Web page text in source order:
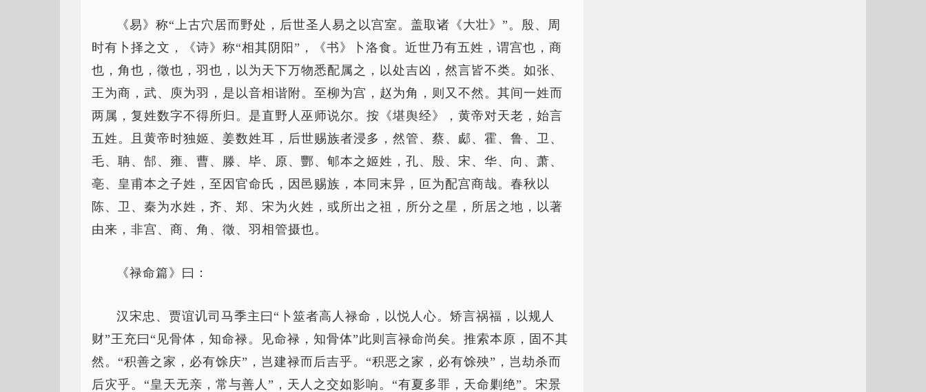
《易》称“上古穴居而野处，后世圣人易之以宫室。盖取诸《大壮》”。殷、周
时有卜择之文，《诗》称“相其阴阳”，《书》卜洛食。近世乃有五姓，谓宫也，商
也，角也，徵也，羽也，以为天下万物悉配属之，以处吉凶，然言皆不类。如张、
王为商，武、庾为羽，是以音相谐附。至柳为宫，赵为角，则又不然。其间一姓而
两属，复姓数字不得所归。是直野人巫师说尔。按《堪舆经》，黄帝对天老，始言
五姓。且黄帝时独姬、姜数姓耳，后世赐族者浸多，然管、蔡、郕、霍、鲁、卫、
毛、聃、郜、雍、曹、滕、毕、原、酆、郇本之姬姓，孔、殷、宋、华、向、萧、
亳、皇甫本之子姓，至因官命氏，因邑赐族，本同末异，叵为配宫商哉。春秋以
陈、卫、秦为水姓，齐、郑、宋为火姓，或所出之祖，所分之星，所居之地，以著
由来，非宫、商、角、徵、羽相管摄也。
《禄命篇》曰：
汉宋忠、贾谊讥司马季主曰“卜筮者高人禄命，以悦人心。矫言祸福，以规人
财”王充曰“见骨体，知命禄。见命禄，知骨体”此则言禄命尚矣。推索本原，固不其
然。“积善之家，必有馀庆”，岂建禄而后吉乎。“积恶之家，必有馀殃”，岂劫杀而
后灾乎。“皇天无亲，常与善人”，天人之交如影响。“有夏多罪，天命剿绝”。宋景